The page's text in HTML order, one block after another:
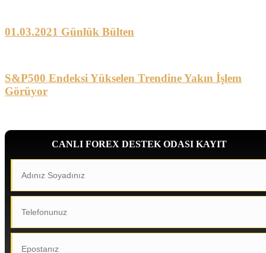
01.03.2021 Günlük Bülten
S&P500 Endeksi Yükselen Trendine Yakın İşlem
Görüyor
CANLI FOREX DESTEK ODASI KAYIT